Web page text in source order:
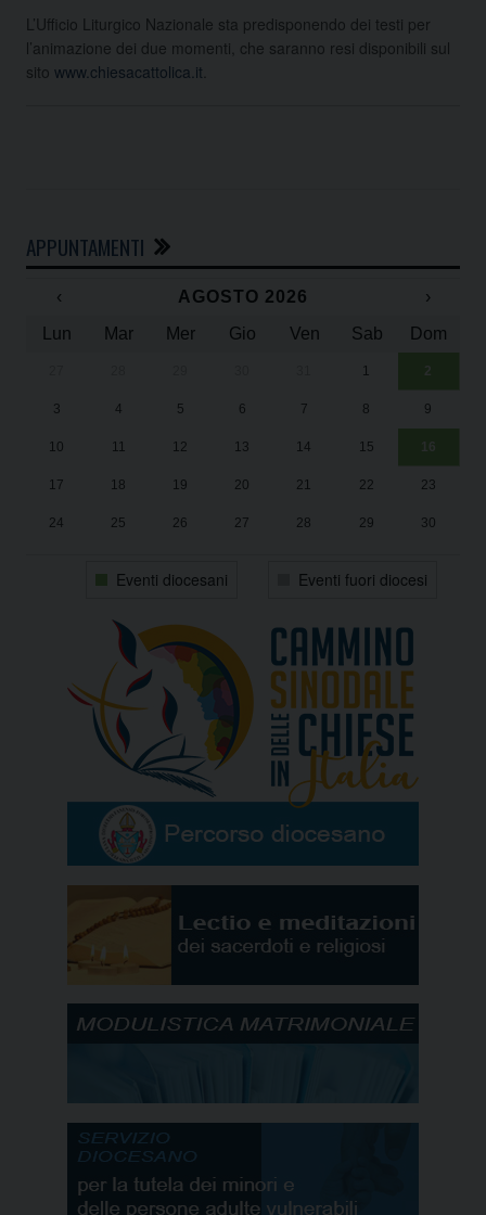
L’Ufficio Liturgico Nazionale sta predisponendo dei testi per
l’animazione dei due momenti, che saranno resi disponibili sul
sito www.chiesacattolica.it
APPUNTAMENTI
‹ AGOSTO 2026
›
Lun
Mar Mer Gio Ven Sab Dom
1 2
3 4 5 6 7 8 9
10 11 12 13 14 15 16
17 18 19 20 21 22 23
24 25 26 27 28 29 30
Eventi diocesani Eventi fuori diocesi